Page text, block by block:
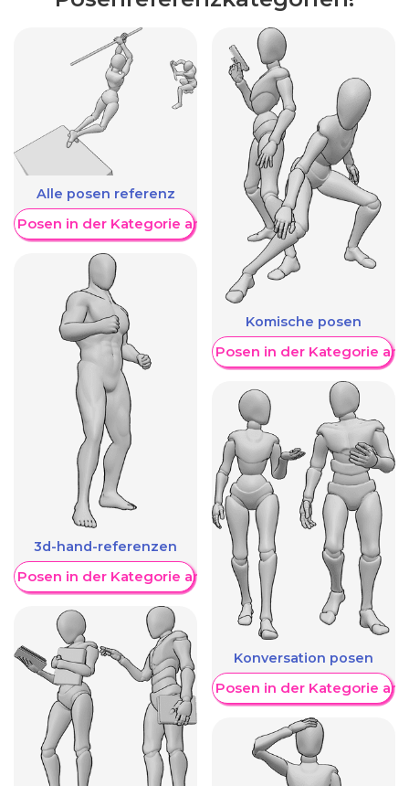
Alle posen referenz
Posen in der Kategorie anzeigen
3d-hand-referenzen
Posen in der Kategorie anzeigen
Komische posen
Weitere Posen in der Kategorie
Konversation posen
Weitere Posen in der Kategorie